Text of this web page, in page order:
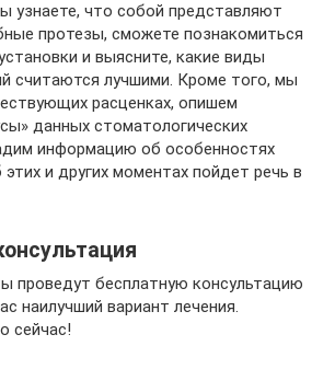
узнаете, что собой представляют
протезы, сможете познакомиться
и выясните, какие виды
считаются лучшими. Кроме того, мы
расценках, опишем
данных стоматологических
информацию об особенностях
и других моментах пойдет речь в
проведут бесплатную консультацию
наилучший вариант лечения.
сейчас!